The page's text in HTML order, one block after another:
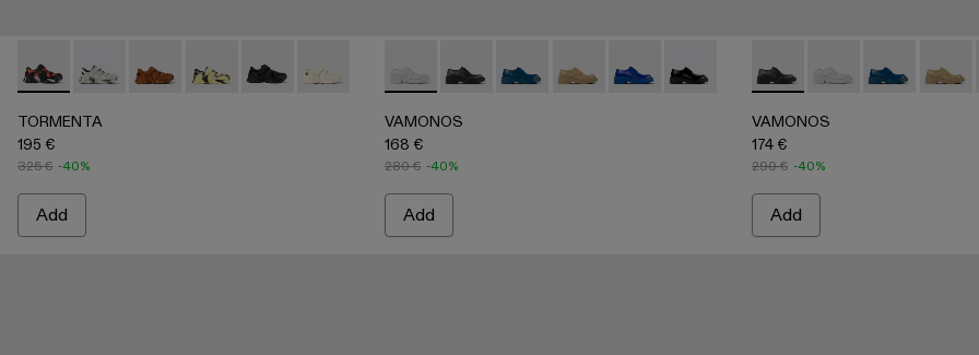
TORMENTA - A500028-007 - ORANGE-BLACK
TORMENTA - A500028-006 - GRAY
TORMENTA - A500028-004
TORMENTA - A500028-003
TORMENTA - A500028-002 - BLACK
TORMENTA - A500028-001
TORMENTA
195 €
325 € -40%
Add
VAMONOS - A500018-009 - GRAY
VAMONOS - A500018-012 - BLACK
VAMONOS - A500018-007
VAMONOS - A500018-005
VAMONOS - A500018-002
VAMONOS - A500018-001
VAMONOS
168 €
280 € -40%
Add
VAMONOS - A500018-012 -
VAMONOS -VAMONOS -
VAMONOS
174 €
290 € -40%
Add